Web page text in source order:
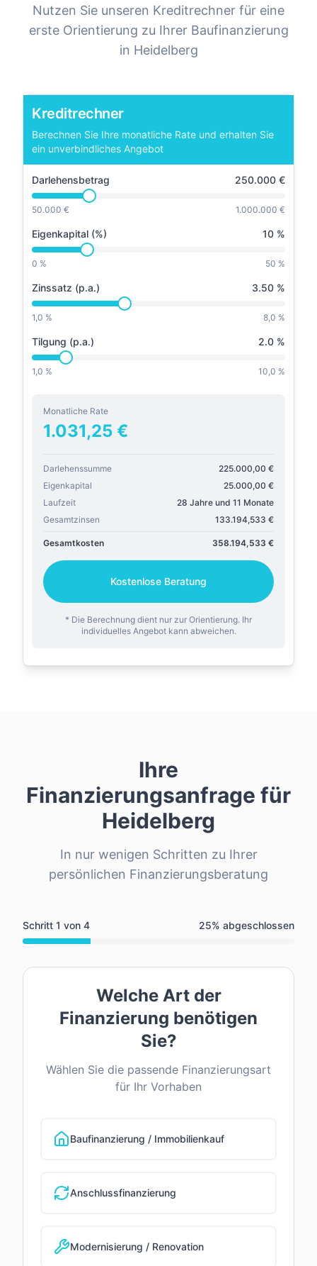
Nutzen Sie unseren Kreditrechner für eine
erste Orientierung zu Ihrer Baufinanzierung
in Heidelberg
Kreditrechner
Berechnen Sie Ihre monatliche Rate und erhalten Sie
ein unverbindliches Angebot
Darlehensbetrag 250.000 €
50.000 € 1.000.000 €
Eigenkapital (%) 10 %
0 % 50 %
Zinssatz (p.a.) 3.50 %
1,0 % 8,0 %
Tilgung (p.a.) 2.0 %
1,0 % 10,0 %
Monatliche Rate
1.031,25 €
Darlehenssumme 225.000,00 €
Eigenkapital
25.000,00 €
Laufzeit
28 Jahre und 11 Monate
Gesamtzinsen
133.194,533 €
Gesamtkosten 358.194,533 €
Kostenlose Beratung
* Die Berechnung dient nur zur Orientierung. Ihr
individuelles Angebot kann abweichen.
Ihre
Finanzierungsanfrage für
Heidelberg
In nur wenigen Schritten zu Ihrer
persönlichen Finanzierungsberatung
Schritt 1 von 4 25% abgeschlossen
Welche Art der
Finanzierung benötigen
Sie?
Wählen Sie die passende Finanzierungsart
für Ihr Vorhaben
Baufinanzierung / Immobilienkauf
Anschlussfinanzierung
Modernisierung / Renovation